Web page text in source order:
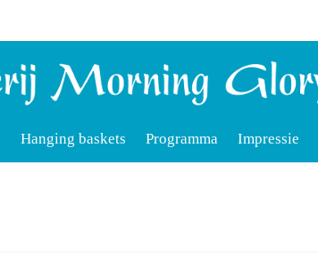
Hanging baskets Programma Impressie